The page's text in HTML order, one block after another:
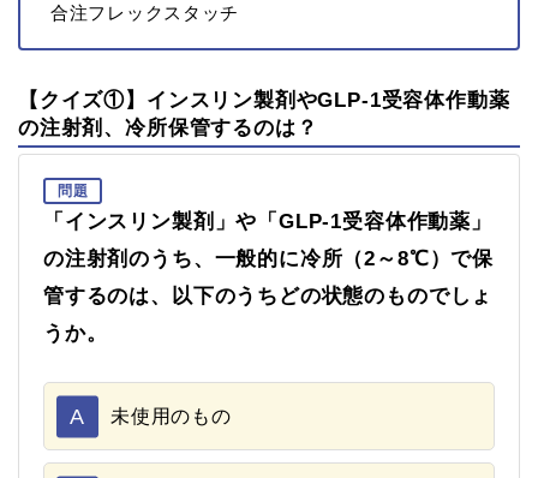
合注フレックスタッチ
【クイズ①】インスリン製剤やGLP-1受容体作動薬
の注射剤、冷所保管するのは？
問題
「インスリン製剤」や「GLP-1受容体作動薬」
の注射剤のうち、一般的に冷所（2～8℃）で保
管するのは、以下のうちどの状態のものでしょ
うか。
A 未使用のもの